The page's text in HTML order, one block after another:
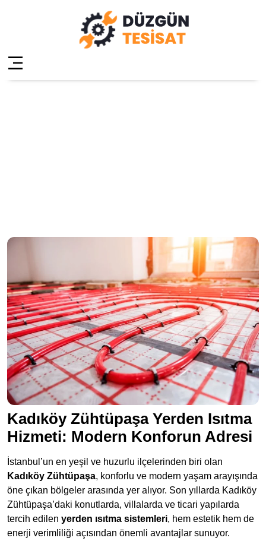
Kadıköy Zühtüpaşa Yerden Isıtma
Hizmeti: Modern Konforun Adresi
İstanbul’un en yeşil ve huzurlu ilçelerinden biri olan
Kadıköy Zühtüpaşa, konforlu ve modern yaşam arayışında
öne çıkan bölgeler arasında yer alıyor. Son yıllarda Kadıköy
Zühtüpaşa’daki konutlarda, villalarda ve ticari yapılarda
tercih edilen yerden ısıtma sistemleri, hem estetik hem de
enerji verimliliği açısından önemli avantajlar sunuyor.